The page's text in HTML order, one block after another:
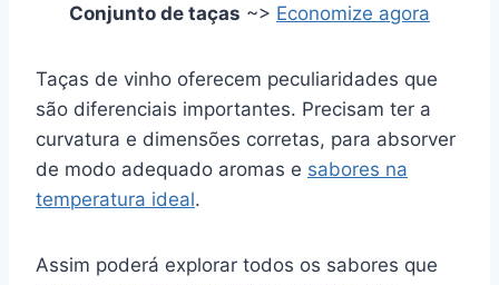
Conjunto de taças ~> Economize agora
Taças de vinho oferecem peculiaridades que
são diferenciais importantes. Precisam ter a
curvatura e dimensões corretas, para absorver
de modo adequado aromas e sabores na
temperatura ideal.
Assim poderá explorar todos os sabores que